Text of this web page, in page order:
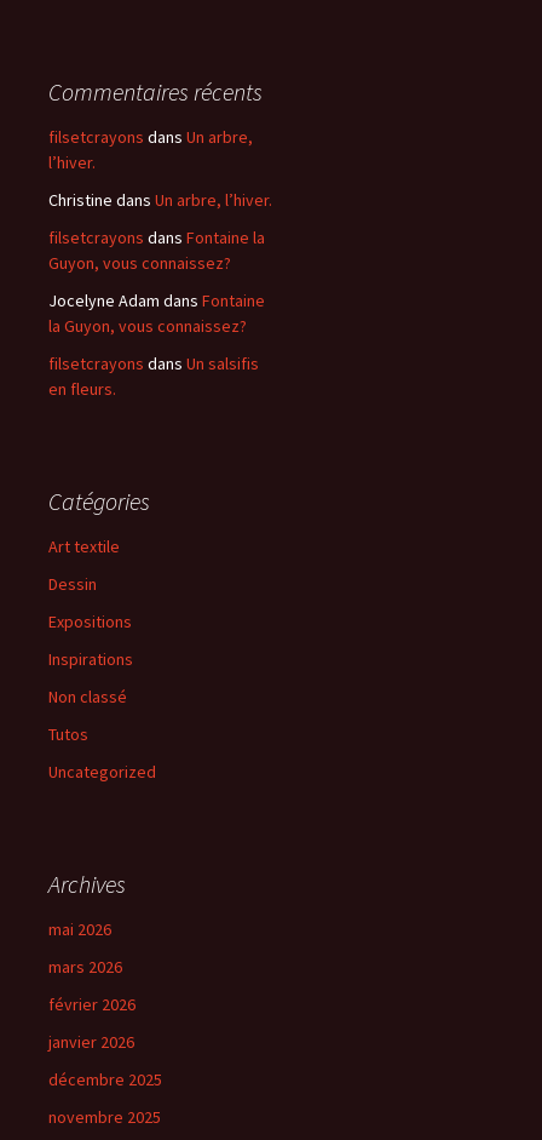
Commentaires récents
filsetcrayons dans Un arbre,
l’hiver.
Christine dans Un arbre, l’hiver.
filsetcrayons dans Fontaine la
Guyon, vous connaissez?
Jocelyne Adam dans Fontaine
la Guyon, vous connaissez?
filsetcrayons dans Un salsifis
en fleurs.
Catégories
Art textile
Dessin
Expositions
Inspirations
Non classé
Tutos
Uncategorized
Archives
mai 2026
mars 2026
février 2026
janvier 2026
décembre 2025
novembre 2025